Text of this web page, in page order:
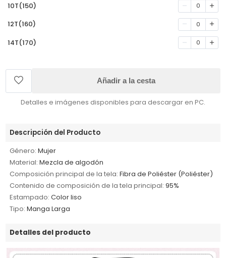
10T(150) 0
12T(160) 0
14T(170) 0
Añadir a la cesta
Detalles e imágenes disponibles para descargar en PC.
Descripción del Producto
Género: Mujer
Material: Mezcla de algodón
Composición principal de la tela: Fibra de Poliéster (Poliéster)
Contenido de composición de la tela principal: 95%
Estampado: Color liso
Tipo: Manga Larga
Detalles del producto